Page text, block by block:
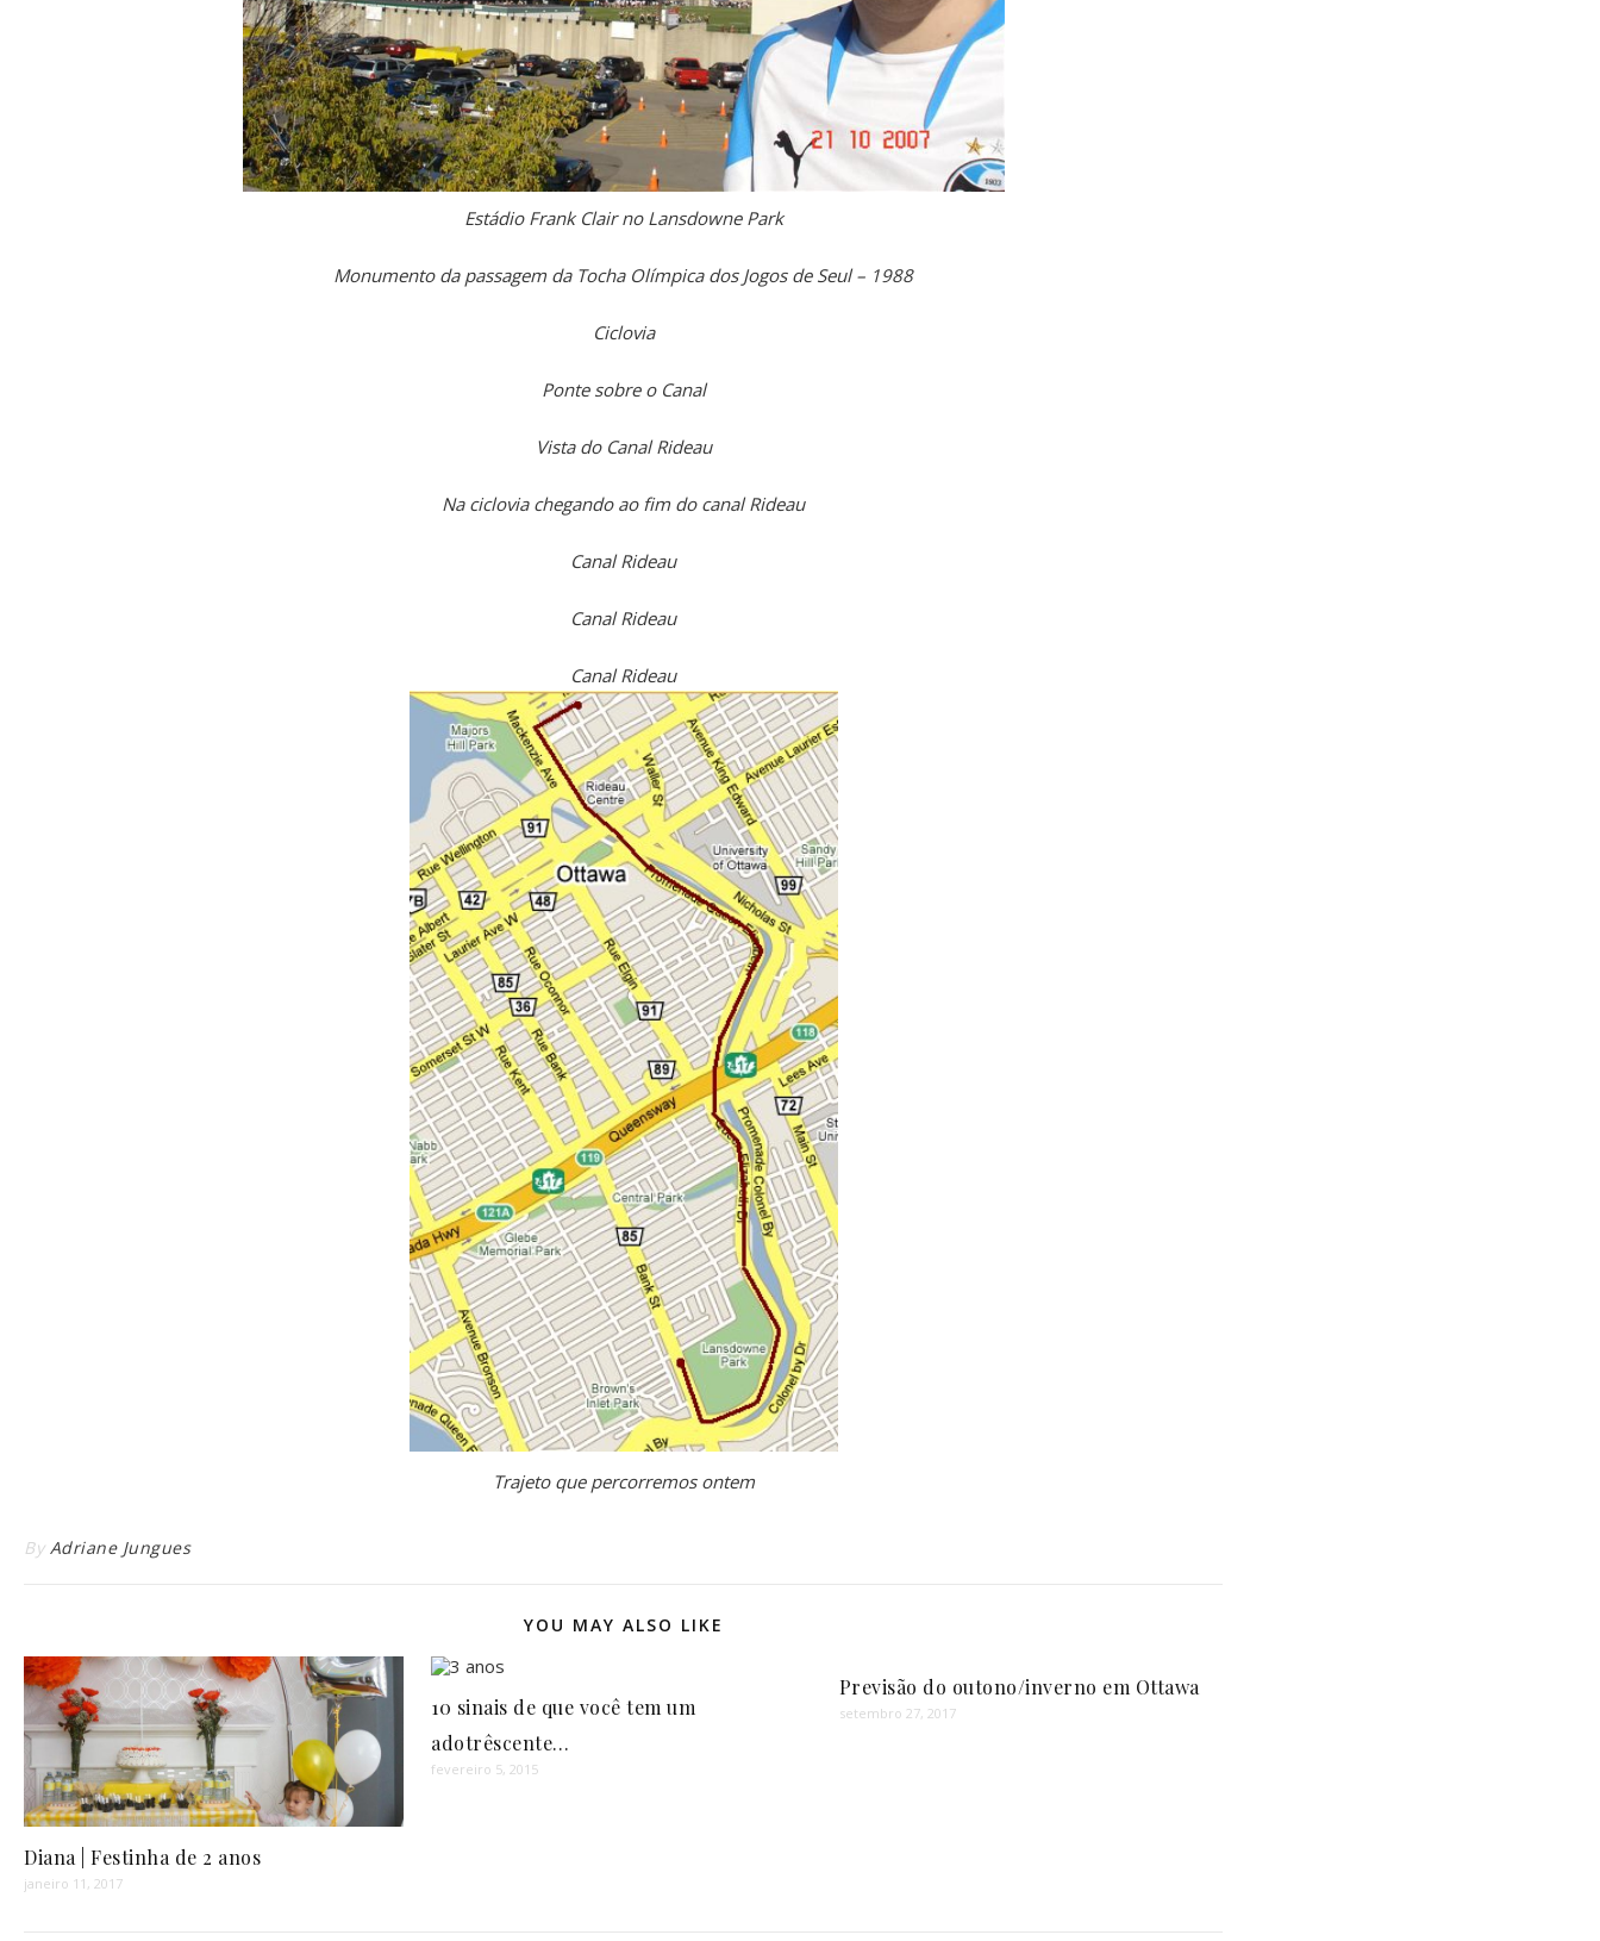
Estádio Frank Clair no Lansdowne Park
Monumento da passagem da Tocha Olímpica dos Jogos de Seul – 1988
Ciclovia
Ponte sobre o Canal
Vista do Canal Rideau
Na ciclovia chegando ao fim do canal Rideau
Canal Rideau
Canal Rideau
Canal Rideau
Trajeto que percorremos ontem
By Adriane Jungues
YOU MAY ALSO LIKE
Diana | Festinha de 2 anos
janeiro 11, 2017
10 sinais de que você tem um
adotrêscente…
fevereiro 5, 2015
Previsão do outono/inverno em Ottawa
setembro 27, 2017